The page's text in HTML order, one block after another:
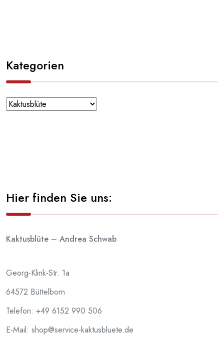
Kategorien
Hier finden Sie uns:
Kaktusblüte – Andrea Schwab
Georg-Klink-Str. 1a
64572 Büttelborn
Telefon: +49 6152 990 506
E-Mail: shop@service-kaktusbluete.de